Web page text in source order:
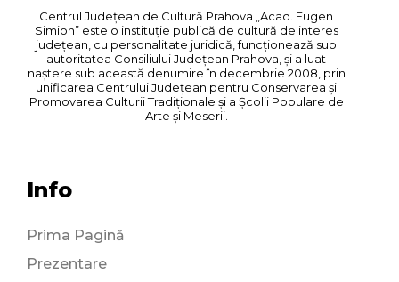
Centrul Judeţean de Cultură Prahova „Acad. Eugen
Simion” este o instituţie publică de cultură de interes
județean, cu personalitate juridică, funcționează sub
autoritatea Consiliului Judeţean Prahova, și a luat
naștere sub această denumire în decembrie 2008, prin
unificarea Centrului Județean pentru Conservarea și
Promovarea Culturii Tradiționale și a Școlii Populare de
Arte și Meserii.
Info
Prima Pagină
Prezentare